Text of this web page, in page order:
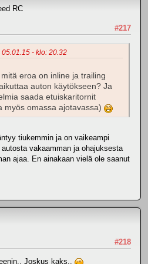
RC
#217
- klo: 20.32
eroa on inline ja trailing
auton käytökseen? Ja
saada etuiskaritornit
myös omassa ajotavassa)
tiukemmin ja on vaikeampi
vakaamman ja ohajuksesta
ajaa. En ainakaan vielä ole saanut
#218
Joskus kaks..